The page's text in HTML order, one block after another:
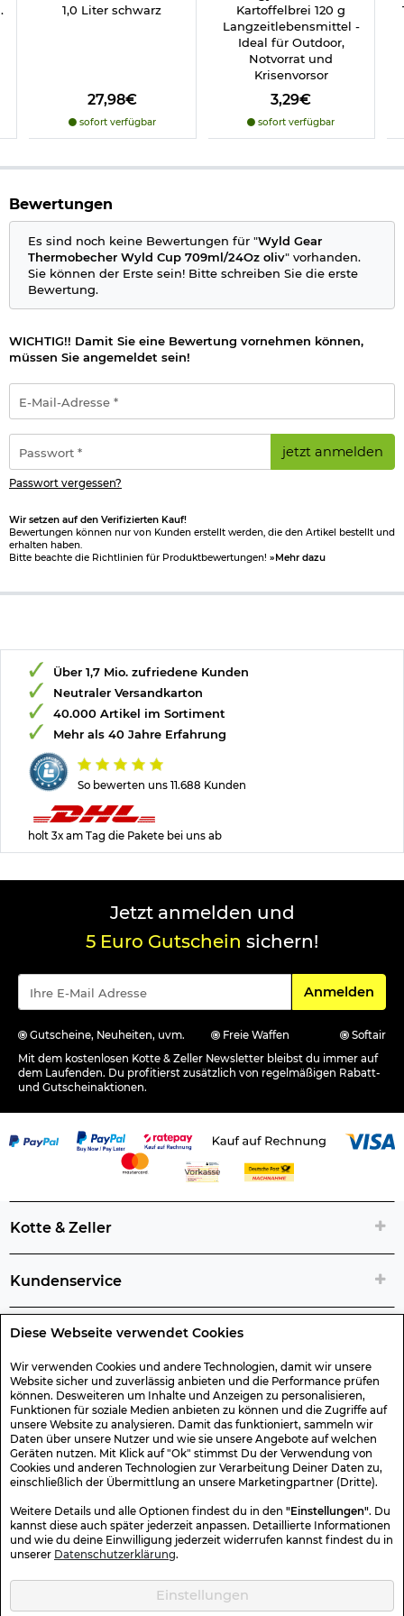
Diese Webseite verwendet Cookies
Wir verwenden Cookies und andere Technologien, damit wir unsere
Website sicher und zuverlässig anbieten und die Performance prüfen
können. Desweiteren um Inhalte und Anzeigen zu personalisieren,
Funktionen für soziale Medien anbieten zu können und die Zugriffe auf
unsere Website zu analysieren. Damit das funktioniert, sammeln wir
Daten über unsere Nutzer und wie sie unsere Angebote auf welchen
Geräten nutzen. Mit Klick auf "Ok" stimmst Du der Verwendung von
Cookies und anderen Technologien zur Verarbeitung Deiner Daten zu,
einschließlich der Übermittlung an unsere Marketingpartner (Dritte).
Weitere Details und alle Optionen findest du in den "Einstellungen". Du
kannst diese auch später jederzeit anpassen. Detaillierte Informationen
und wie du deine Einwilligung jederzeit widerrufen kannst findest du in
unserer Datenschutzerklärung.
Einstellungen
1,0 Liter schwarz
27,98€
sofort verfügbar
Kartoffelbrei 120 g
Langzeitlebensmittel -
Ideal für Outdoor,
Notvorrat und
Krisenvorsor
3,29€
sofort verfügbar
Bewertungen
Es sind noch keine Bewertungen für "Wyld Gear
Thermobecher Wyld Cup 709ml/24Oz oliv" vorhanden.
Sie können der Erste sein! Bitte schreiben Sie die erste
Bewertung.
WICHTIG!! Damit Sie eine Bewertung vornehmen können,
müssen Sie angemeldet sein!
Mail-
Adresse
*
jetzt anmelden
Passwort vergessen?
Wir setzen auf den Verifizierten Kauf!
Bewertungen können nur von Kunden erstellt werden, die den Artikel bestellt und
erhalten haben.
Bitte beachte die Richtlinien für Produktbewertungen! »Mehr dazu
So bewerten uns 11.688 Kunden
Über 1,7 Mio. zufriedene Kunden
Neutraler Versandkarton
40.000 Artikel im Sortiment
Mehr als 40 Jahre Erfahrung
holt 3x am Tag die Pakete bei uns ab
Jetzt anmelden und
5 Euro Gutschein sichern!
Für den
Anmelden
Gutscheine, Neuheiten, uvm. Freie Waffen
Softair
Mit dem kostenlosen Kotte & Zeller Newsletter bleibst du immer auf
dem Laufenden. Du profitierst zusätzlich von regelmäßigen Rabatt-
und Gutscheinaktionen.
Kotte & Zeller
Kundenservice
Rechtliche Artikelinfos
Geschenk-Gutscheine
Versand & Rücksendung
Sicher Einkaufen
Kotte & Zeller 2026 © Alle Rechte vorbehalten. Die durchgestrichenen